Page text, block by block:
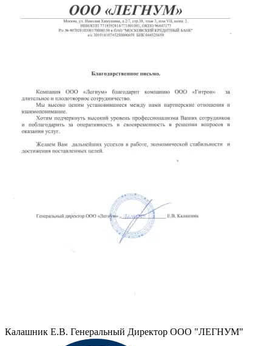
Калашник Е.В. Генеральный Директор ООО "ЛЕГНУМ"